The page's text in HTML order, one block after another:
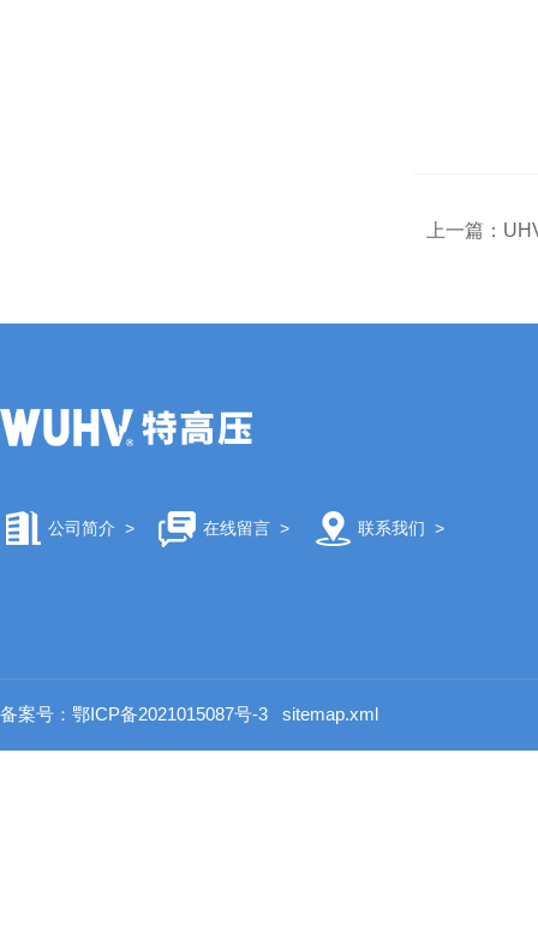
上一篇：
公司简介 > 在线留言> 联系我们 >
备案号：鄂ICP备2021015087号-3 sitemap.xml